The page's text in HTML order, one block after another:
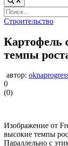
Найти:
Опубликовано
Строительство
Картофель
темпы
автор:
0
(0)
Изображение от
высокие темпы
Параллельно с